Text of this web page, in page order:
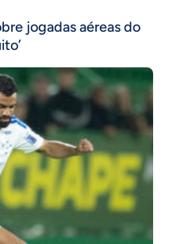
jogadas aéreas do